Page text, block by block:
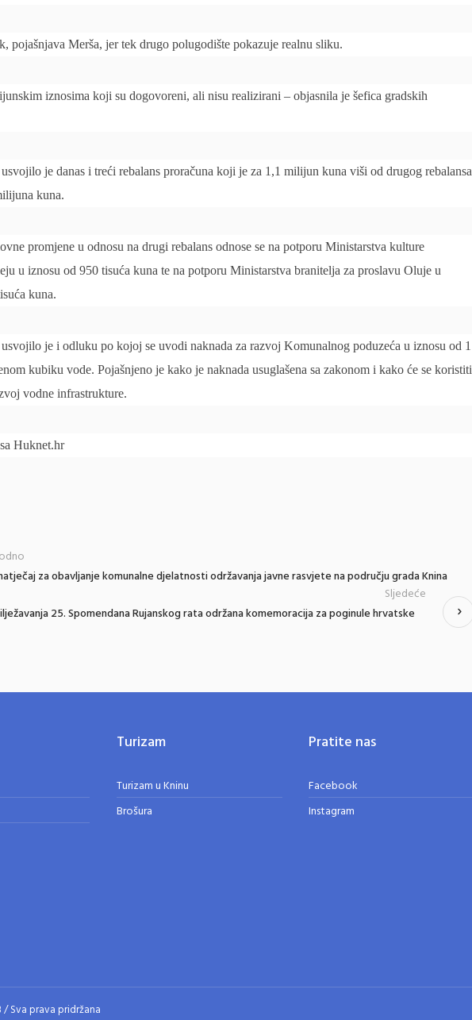
pojašnjava Merša, jer tek drugo polugodište pokazuje realnu sliku.
iznosima koji su dogovoreni, ali nisu realizirani – objasnila je šefica gradskih
je danas i treći rebalans proračuna koji je za 1,1 milijun kuna viši od drugog rebalansa
kuna.
promjene u odnosu na drugi rebalans odnose se na potporu Ministarstva kulture
u iznosu od 950 tisuća kuna te na potporu Ministarstva branitelja za proslavu Oluje u
kuna.
je i odluku po kojoj se uvodi naknada za razvoj Komunalnog poduzeća u iznosu od 1
kubiku vode. Pojašnjeno je kako je naknada usuglašena sa zakonom i kako će se koristiti
vodne infrastrukture.
Huknet.hr
za obavljanje komunalne djelatnosti održavanja javne rasvjete na području grada Knina
25. Spomendana Rujanskog rata održana komemoracija za poginule hrvatske
Sljedeće
Turizam
Turizam u Kninu
Brošura
Pratite nas
Facebook
Instagram
/ Sva prava pridržana